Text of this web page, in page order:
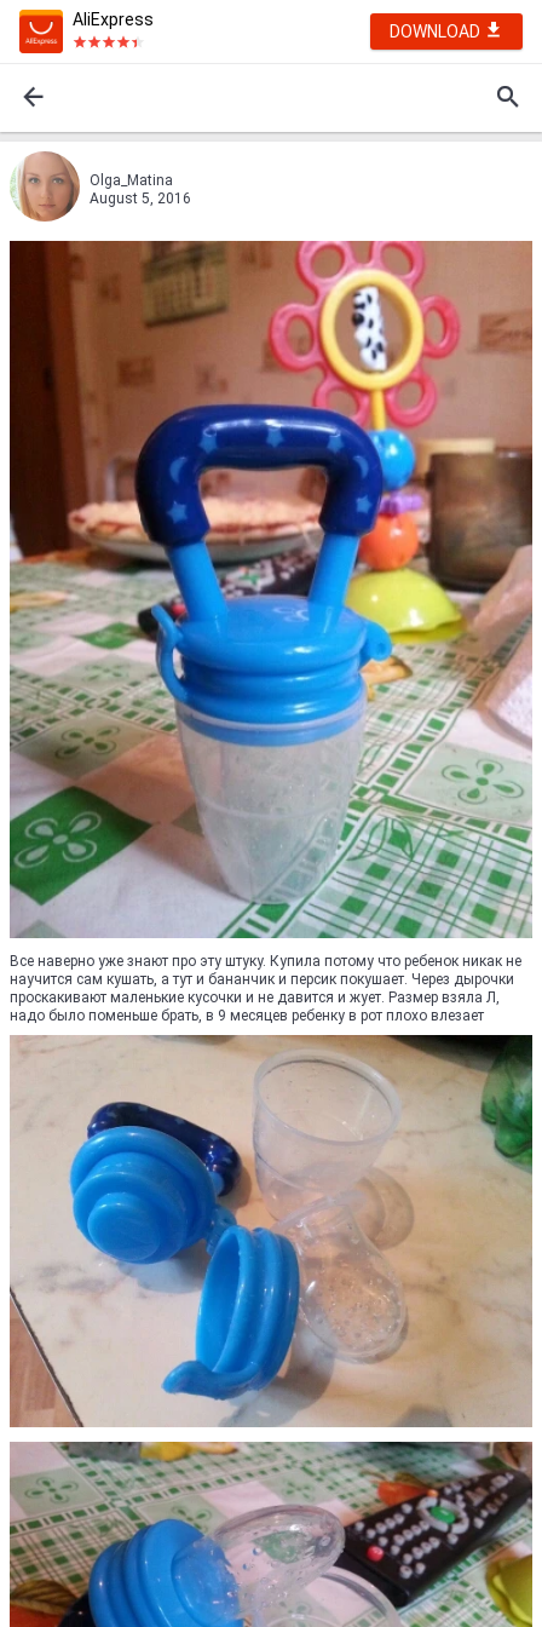
AliExpress
DOWNLOAD
Olga_Matina
August 5, 2016
Все наверно уже знают про эту штуку. Купила потому что ребенок никак не
научится сам кушать, а тут и бананчик и персик покушает. Через дырочки
проскакивают маленькие кусочки и не давится и жует. Размер взяла Л,
надо было поменьше брать, в 9 месяцев ребенку в рот плохо влезает